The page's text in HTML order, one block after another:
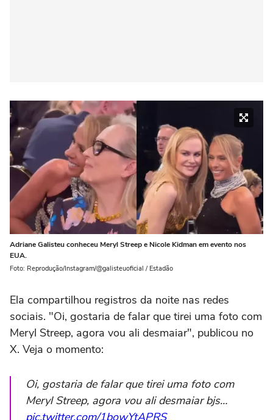
Adriane Galisteu conheceu Meryl Streep e Nicole Kidman em evento nos
EUA.
Foto: Reprodução/Instagram/@galisteuoficial / Estadão
Ela compartilhou registros da noite nas redes
sociais. "Oi, gostaria de falar que tirei uma foto com
Meryl Streep, agora vou ali desmaiar", publicou no
X. Veja o momento:
Oi, gostaria de falar que tirei uma foto com
Meryl Streep, agora vou ali desmaiar bjs…
pic.twitter.com/1bowYtAPRS